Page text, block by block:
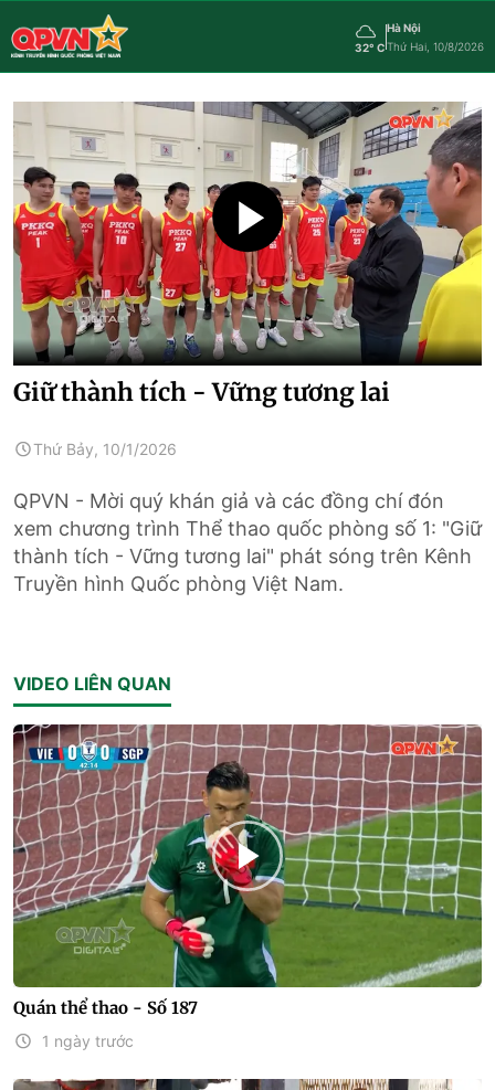
32° C
Hà Nội
Thứ Hai, 10/8/2026
Giữ thành tích - Vững tương lai
Thứ Bảy, 10/1/2026
QPVN - Mời quý khán giả và các đồng chí đón
xem chương trình Thể thao quốc phòng số 1: "Giữ
thành tích - Vững tương lai" phát sóng trên Kênh
Truyền hình Quốc phòng Việt Nam.
VIDEO LIÊN QUAN
Quán thể thao - Số 187
1 ngày trước